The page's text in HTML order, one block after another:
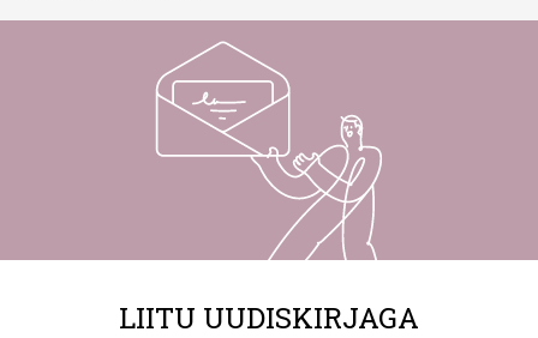
LIITU UUDISKIRJAGA